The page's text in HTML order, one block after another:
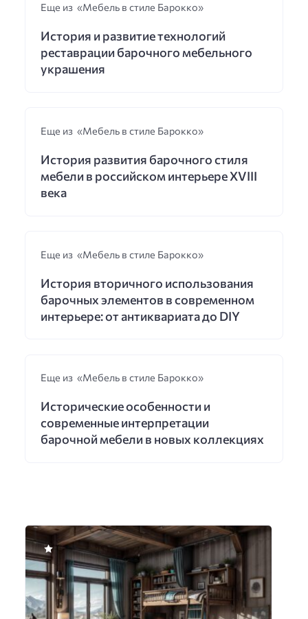
Еще из «Мебель в стиле Барокко»
История и развитие технологий
реставрации барочного мебельного
украшения
Еще из «Мебель в стиле Барокко»
История развития барочного стиля
мебели в российском интерьере XVIII
века
Еще из «Мебель в стиле Барокко»
История вторичного использования
барочных элементов в современном
интерьере: от антиквариата до DIY
Еще из «Мебель в стиле Барокко»
Исторические особенности и
современные интерпретации
барочной мебели в новых коллекциях